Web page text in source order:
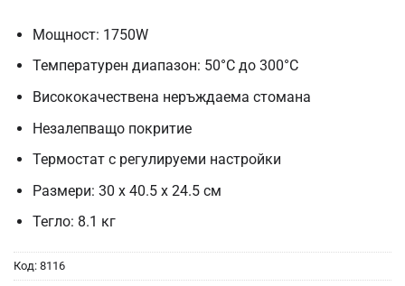
Мощност: 1750W
Температурен диапазон: 50°C до 300°C
Висококачествена неръждаема стомана
Незалепващо покритие
Термостат с регулируеми настройки
Размери: 30 x 40.5 x 24.5 см
Тегло: 8.1 кг
Код: 8116